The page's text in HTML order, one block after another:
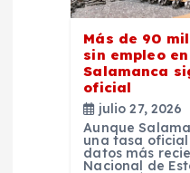
Más de 90
sin empleo
Salamanca
oficial
julio 27, 2026
Aunque
una tasa
datos más
Nacional de